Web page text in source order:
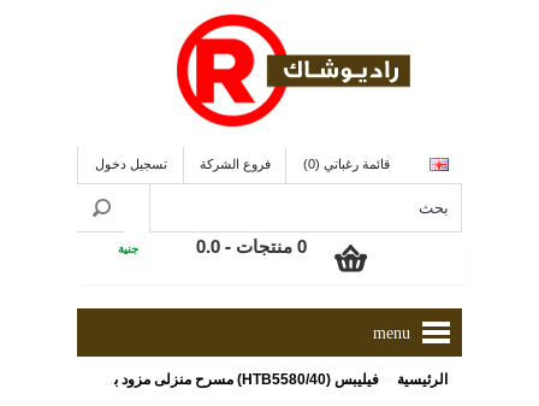
قائمة رغباتي (0) فروع الشركة تسجيل دخول
0 منتجات - 0.0 جنية
menu
الرئيسية فيليبس (HTB5580/40) مسرح منزلى مزود بتقنية بلو راى ثلاثية الأبعاد ذو سماعات خلفية تعمل لاسلكيا ومزود بتقنيات WiFi , Bluetooth , NFC و ذو قدرة 1000 وات